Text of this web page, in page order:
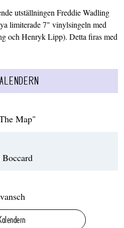
utställningen Freddie Wadling
limiterade 7" vinylsingeln med
och Henryk Lipp). Detta firas med
Map"